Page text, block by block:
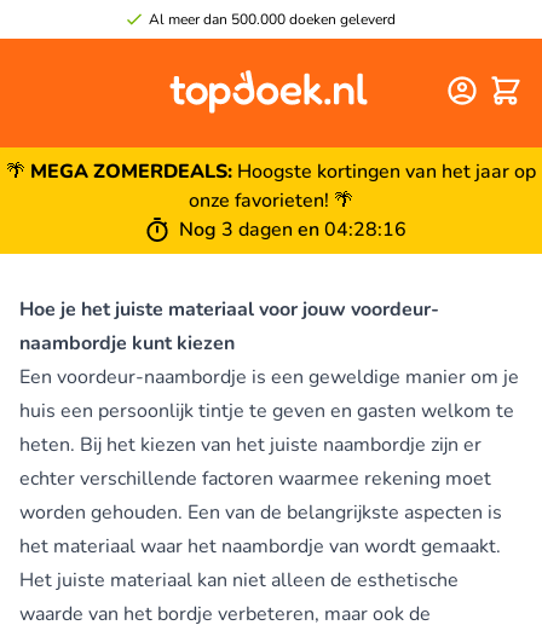
Al meer dan 500.000 doeken geleverd
🌴 MEGA ZOMERDEALS: Hoogste kortingen van het jaar op
onze favorieten! 🌴
Nog 3 dagen en04:28:16
Hoe je het juiste materiaal voor jouw voordeur-
naambordje kunt kiezen
Een voordeur-naambordje is een geweldige manier om je
huis een persoonlijk tintje te geven en gasten welkom te
heten. Bij het kiezen van het juiste naambordje zijn er
echter verschillende factoren waarmee rekening moet
worden gehouden. Een van de belangrijkste aspecten is
het materiaal waar het naambordje van wordt gemaakt.
Het juiste materiaal kan niet alleen de esthetische
waarde van het bordje verbeteren, maar ook de